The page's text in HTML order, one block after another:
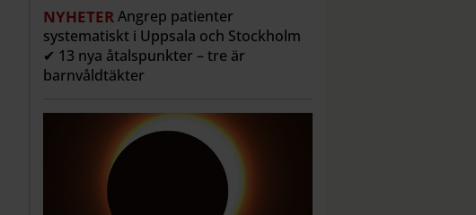
NYHETERAngrep patienter
systematiskt i Uppsala och Stockholm
✔ 13 nya åtalspunkter – tre är
barnvåldtäkter